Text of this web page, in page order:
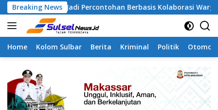
Skip
to
content
Breaking News
Jadi Percontohan Berbasis Kolaborasi Warga
Home Kolom Sulbar Berita Kriminal Politik